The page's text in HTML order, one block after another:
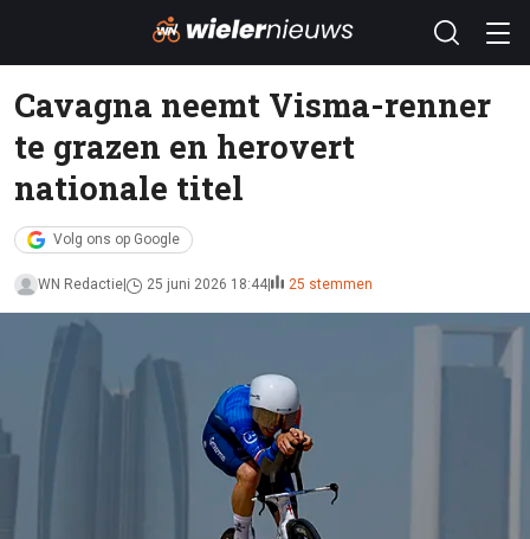
Cavagna neemt Visma-renner
te grazen en herovert
nationale titel
Volg ons op Google
WN Redactie 25 juni 2026 18:44 25 stemmen